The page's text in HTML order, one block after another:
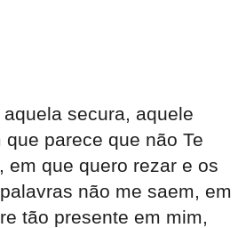
secura, aquele
parece que não Te
em que quero rezar e os
não me saem, em
tão presente em mim,